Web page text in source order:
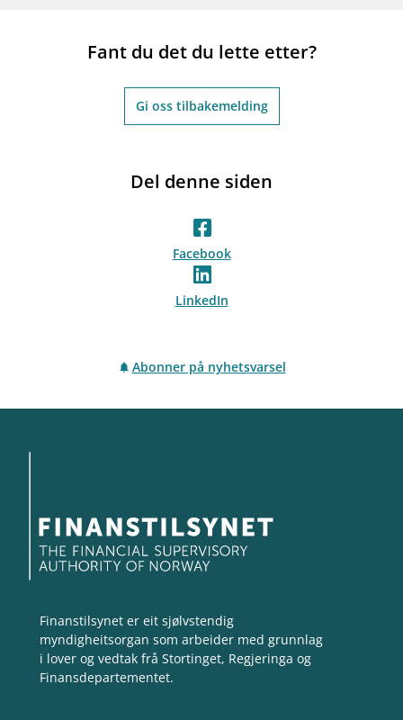
Fant du det du lette etter?
Gi oss tilbakemelding
Del denne siden
Facebook
LinkedIn
Abonner på nyhetsvarsel
Finanstilsynet er eit sjølvstendig
myndigheitsorgan som arbeider med grunnlag
i lover og vedtak frå Stortinget, Regjeringa og
Finansdepartementet.